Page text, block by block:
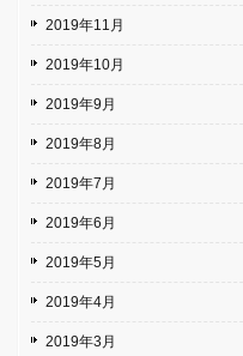
2019年11月
2019年10月
2019年9月
2019年8月
2019年7月
2019年6月
2019年5月
2019年4月
2019年3月